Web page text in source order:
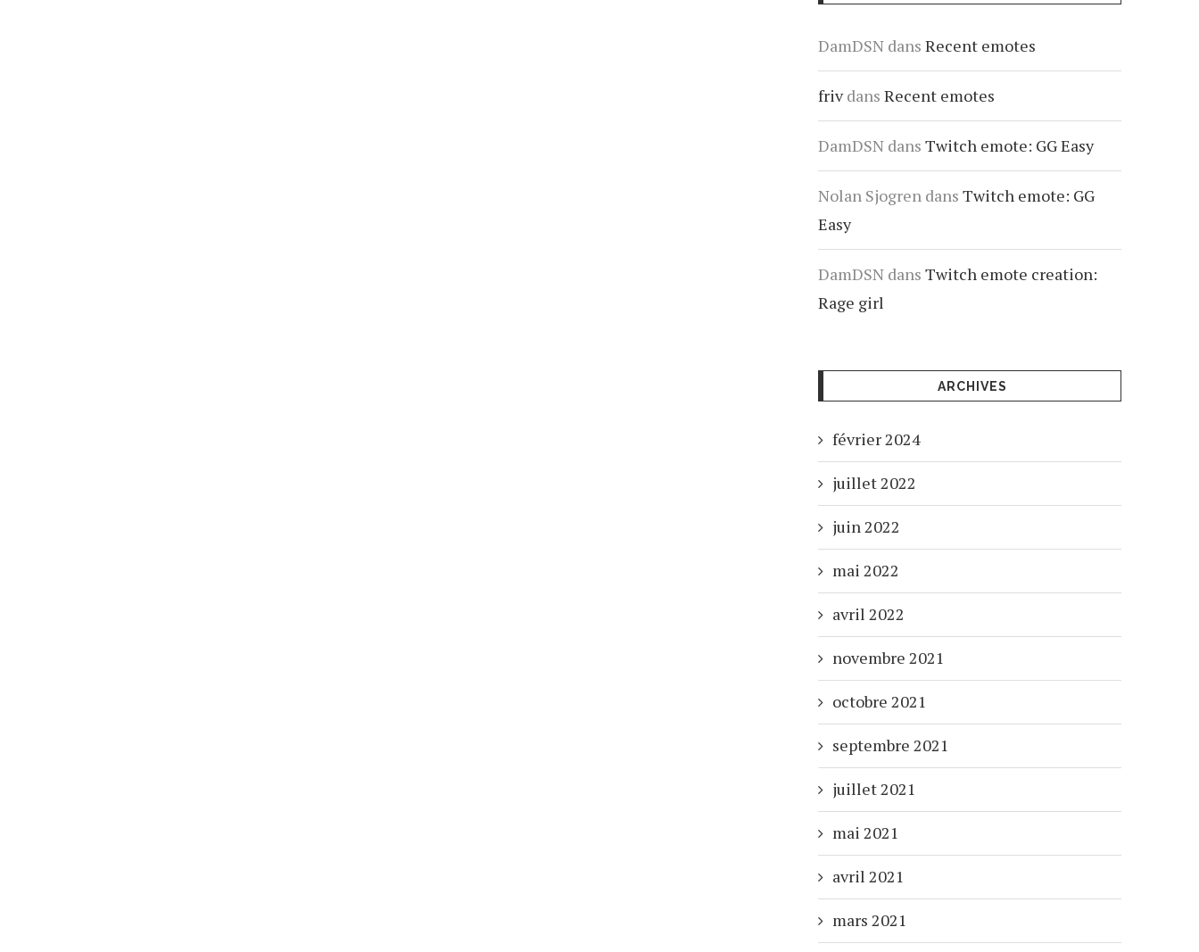
DamDSN dans Recent emotes
frivdans Recent emotes
DamDSN dans Twitch emote: GG Easy
Nolan Sjogren dans Twitch emote: GG
Easy
DamDSN dans Twitch emote creation:
Rage girl
ARCHIVES
février 2024
juillet 2022
juin 2022
mai 2022
avril 2022
novembre 2021
octobre 2021
septembre 2021
juillet 2021
mai 2021
avril 2021
mars 2021